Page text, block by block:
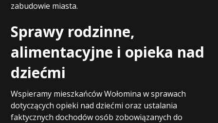
zabudowie miasta.
Sprawy rodzinne,
alimentacyjne i opieka nad
dziećmi
Wspieramy mieszkańców Wołomina w sprawach
dotyczących opieki nad dziećmi oraz ustalania
faktycznych dochodów osób zobowiązanych do